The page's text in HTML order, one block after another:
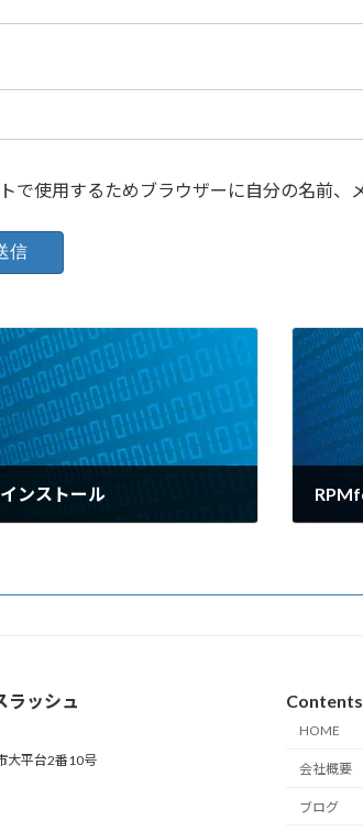
で使用するためブラウザーに自分の名前、
ンストール
ラッシュ
大平台2番10号
Contents
HOME
会社概要
ブログ